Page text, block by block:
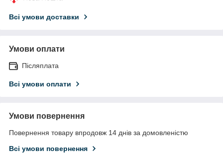
Всі умови доставки
Умови оплати
Післяплата
Всі умови оплати
Умови повернення
Повернення товару впродовж 14 днів за домовленістю
Всі умови повернення